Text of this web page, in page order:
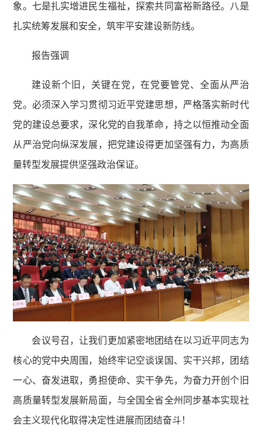
象。七是扎实增进民生福祉，探索共同富裕新路径。八是
扎实统筹发展和安全，筑牢平安建设新防线。
报告强调
建设新个旧，关键在党，在党要管党、全面从严治
党。必须深入学习贯彻习近平党建思想，严格落实新时代
党的建设总要求，深化党的自我革命，持之以恒推动全面
从严治党向纵深发展，把党建设得更加坚强有力，为高质
量转型发展提供坚强政治保证。
会议号召，让我们更加紧密地团结在以习近平同志为
核心的党中央周围，始终牢记空谈误国、实干兴邦，团结
一心、奋发进取，勇担使命、实干争先，为奋力开创个旧
高质量转型发展新局面，与全国全省全州同步基本实现社
会主义现代化取得决定性进展而团结奋斗！